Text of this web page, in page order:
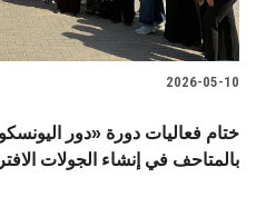
2026-05-10
ختام فعاليات دورة «دور
بالمتاحف في إنشاء الجولات